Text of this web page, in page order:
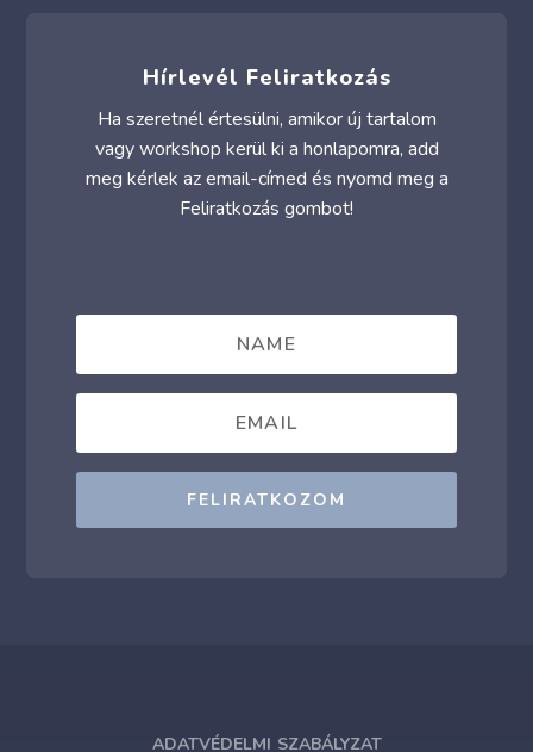
Hírlevél Feliratkozás
Ha szeretnél értesülni, amikor új tartalom
vagy workshop kerül ki a honlapomra, add
meg kérlek az email-címed és nyomd meg a
Feliratkozás gombot!
FELIRATKOZOM
ADATVÉDELMI SZABÁLYZAT